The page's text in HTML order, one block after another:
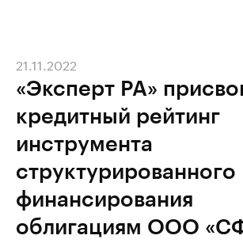
«Эксперт РА»
кредитный рейтинг
инструмента
структурированного
финансирования
облигациям ООО
21.11.2022